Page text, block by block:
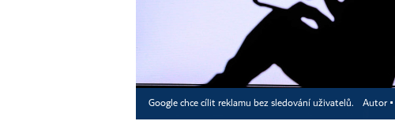
Google chce cílit reklamu bez sledování uživatelů. Autor ▪